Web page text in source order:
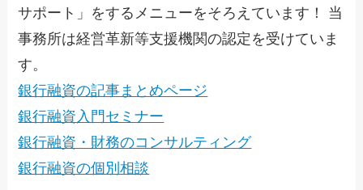
サポート」をするメニューをそろえています！ 当
事務所は経営革新等支援機関の認定を受けていま
す。
銀行融資の記事まとめページ
銀行融資入門セミナー
銀行融資・財務のコンサルティング
銀行融資の個別相談